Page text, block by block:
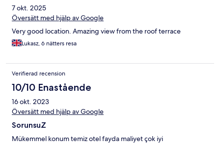
7 okt. 2025
Översätt med hjälp av Google
Very good location. Amazing view from the roof terrace
Lukasz, 6 nätters resa
Verifierad recension
10/10 Enastående
16 okt. 2023
Översätt med hjälp av Google
SorunsuZ
Mükemmel konum temiz otel fayda maliyet çok iyi